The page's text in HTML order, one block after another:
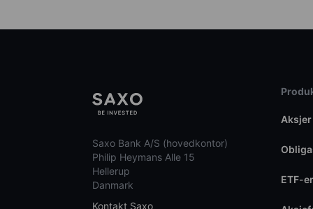
Saxo Bank A/S (hovedkontor)
Philip Heymans Alle 15
Hellerup
Danmark
Kontakt Saxo
Aksjer
ETF-er